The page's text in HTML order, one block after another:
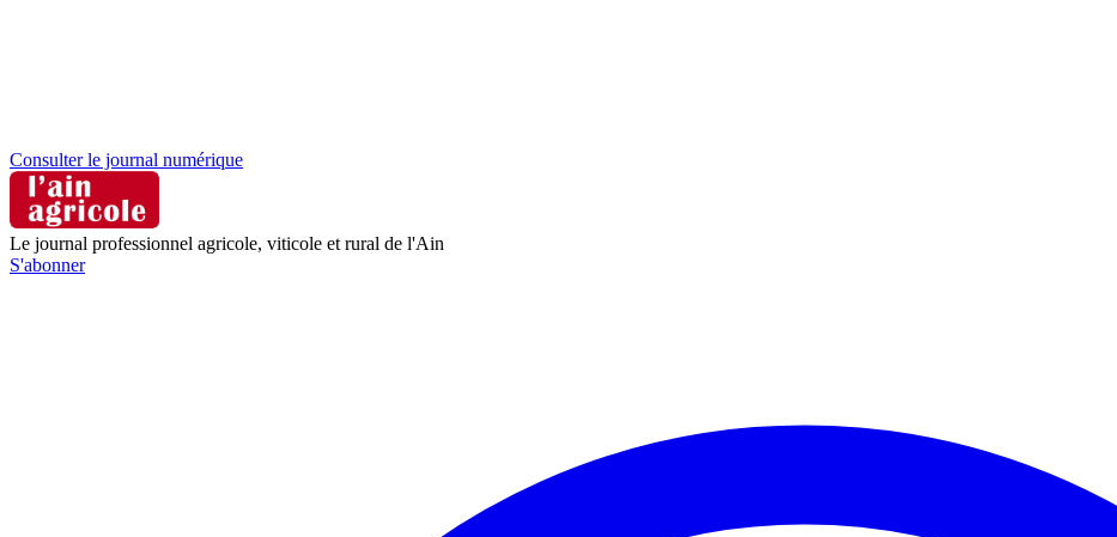
Consulter le journal numérique
Le journal professionnel agricole, viticole et rural de l'Ain
S'abonner